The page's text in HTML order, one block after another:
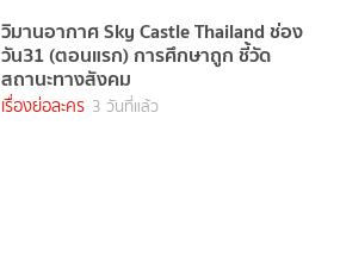
วิมานอากาศ Sky Castle Thailand ช่อง
วัน31 (ตอนแรก) การศึกษาถูก ชี้วัด
สถานะทางสังคม
เรื่องย่อละคร 3 วันที่แล้ว